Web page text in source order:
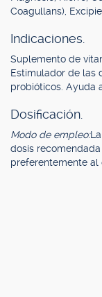
Coagullans),
Indicaciones.
Suplemento de
Estimulador de las
probióticos. Ayuda
Dosificación.
Modo de empleo:
dosis
preferentemente al